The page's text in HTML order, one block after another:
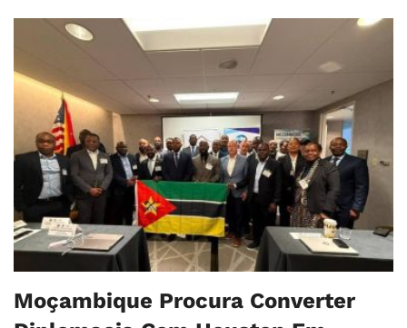
Moçambique Procura Converter